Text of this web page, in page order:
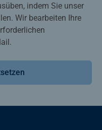
indem Sie unser
Wir bearbeiten Ihre